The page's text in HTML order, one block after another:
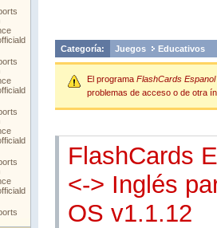
Categoría: Juegos Educativos
El programa FlashCards
problemas de acceso o de otra
FlashCards
<-> Inglés
OS v1.1.12